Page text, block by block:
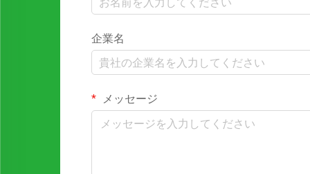
企業名
メッセージ